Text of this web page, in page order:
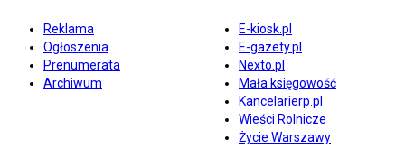
Reklama
Ogłoszenia
Prenumerata
Archiwum
E-kiosk.pl
E-gazety.pl
Nexto.pl
Mała księgowość
Kancelarierp.pl
Wieści Rolnicze
Życie Warszawy